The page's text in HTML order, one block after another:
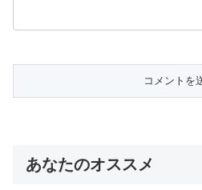
あなたのオススメ